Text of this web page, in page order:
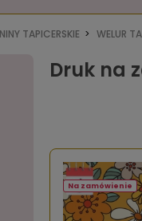
TAPICERSKIE WELUR
Druk na
Na zamówienie